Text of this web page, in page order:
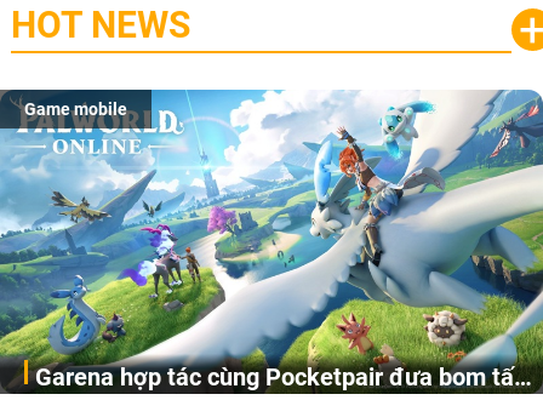
HOT NEWS
Game mobile
Garena hợp tác cùng Pocketpair đưa bom tấn